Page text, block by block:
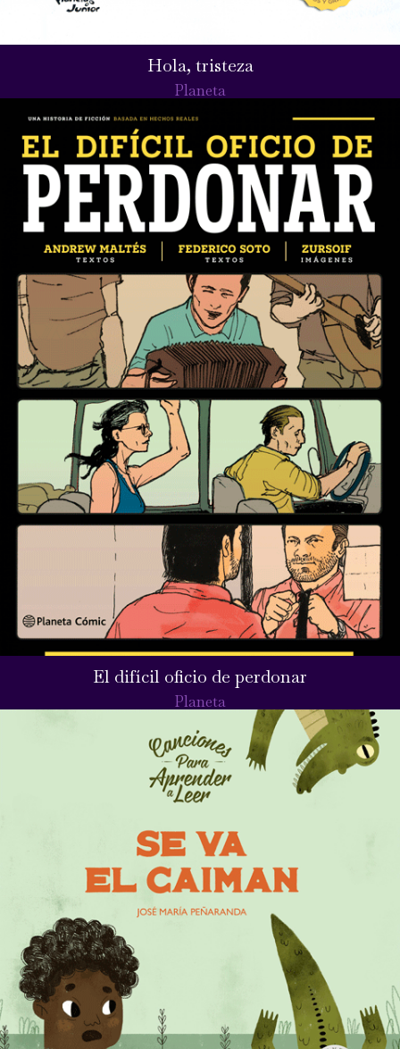
Hola, tristeza
Planeta
El difícil oficio de perdonar
Planeta